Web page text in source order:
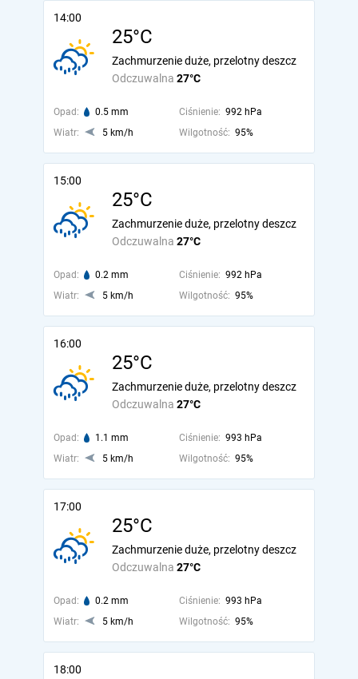
14:00
25°C
Odczuwalna 27°C
Zachmurzenie duże, przelotny deszcz
Opad: 0.5 mm Ciśnienie: 992 hPa
Wiatr:
5 km/h Wilgotność: 95%
15:00
25°C
Odczuwalna 27°C
Zachmurzenie duże, przelotny deszcz
Opad: 0.2 mm Ciśnienie: 992 hPa
Wiatr:
5 km/h Wilgotność: 95%
16:00
25°C
Odczuwalna 27°C
Zachmurzenie duże, przelotny deszcz
Opad: 1.1 mm Ciśnienie: 993 hPa
Wiatr:
5 km/h Wilgotność: 95%
17:00
25°C
Odczuwalna 27°C
Zachmurzenie duże, przelotny deszcz
Opad: 0.2 mm Ciśnienie: 993 hPa
Wiatr:
5 km/h Wilgotność: 95%
18:00